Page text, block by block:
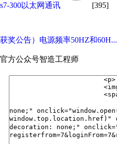
s7-300以太网通讯 [395]
获奖公告）电源频率50HZ和60H...
官方公众号智造工程师